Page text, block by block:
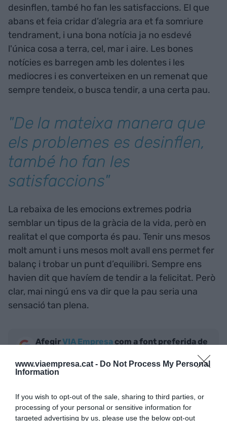
www.viaempresa.cat - Do Not Process My Personal
Information
If you wish to opt-out of the sale, sharing to third parties, or
processing of your personal or sensitive information for
targeted advertising by us, please use the below opt-out
desinflen, també ho fan les satisfaccions. El que
abans et feia cridar d’alegria ara et fa somriure
tendrament, i una bona notícia ja no esdevé
l'única cosa a terra, cel, mar i aire. Les bones
notícies es barregen amb les dolentes i les
mediocres i es converteixen en un remenat que
sempre tendeix, o busca tendir, a una certa pau.
"De la mateixa manera que
els problemes es desinflen,
també ho fan les
satisfaccions"
La rebaixa de les emocions extremes podria
semblar un tipus de la gràcia de la vida, però en
realitat el que comporta és pau. Tenir uns mesos
molt amunt i uns mesos molt avall ens permet fer
balanç i trobar un punt d’equilibri. Sempre ens
havien dit que havíem de tendir a la felicitat. Però
clar, mai ningú ens va dir que la pau seria una
sensació tan plena.
AfegirVIA Empresa com a font preferida de
Estigues informat amb les últimes notícies d'actualitat
ACTIVAR ARA